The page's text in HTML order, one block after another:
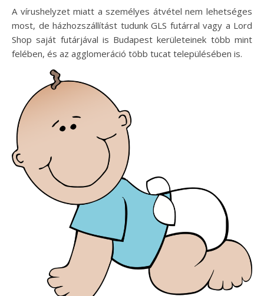
A vírushelyzet miatt a személyes átvétel nem lehetséges
most, de házhozszállítást tudunk GLS futárral vagy a Lord
Shop saját futárjával is Budapest kerületeinek több mint
felében, és az agglomeráció több tucat településében is.